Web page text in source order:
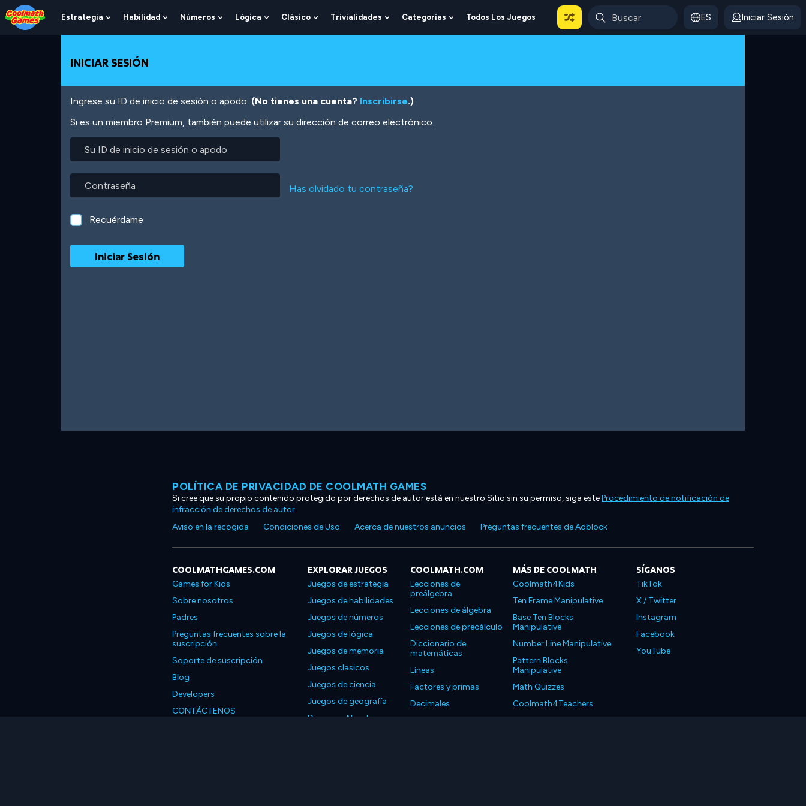
Skip
to
Top
Skip
to
Navigation
Skip
to
Main
Skip
to
Footer
Pasar
al
contenido
Estrategia
Show
Submenu
Estrategia
Habilidad
Show
Submenu
Números
Show
Submenu
Lógica
Show
Submenu
Clásico
Show
Submenu
Trivialidades
Show
Submenu
Categorías
Show
Submenu
Todos Los Juegos ES Iniciar Sesión
INICIAR SESIÓN
Ingrese su ID de inicio de sesión o apodo. (No tienes una cuenta? Inscribirse.)
Si es un miembro Premium, también puede utilizar su dirección de correo electrónico.
inicio
sesión
o
apodo
Has olvidado tu contraseña?
Recuérdame
POLÍTICA DE PRIVACIDAD DE COOLMATH GAMES
Si cree que su propio contenido protegido por derechos de autor está en nuestro Sitio sin su permiso, siga esteProcedimiento de notificación de
infracción de derechos de autor.
Aviso en la recogida
Condiciones de Uso Acerca de nuestros anuncios Preguntas frecuentes de Adblock
COOLMATHGAMES.COM
Games for Kids
Sobre nosotros
Padres
Preguntas frecuentes sobre la
suscripción
Soporte de suscripción
Blog
Developers
CONTÁCTENOS
EXPLORAR JUEGOS
Juegos de estrategia
Juegos de habilidades
Juegos de números
Juegos de lógica
Juegos de memoria
Juegos clasicos
Juegos de ciencia
Juegos de geografía
Descarga Nuestras
COOLMATH.COM
Lecciones de
preálgebra
Lecciones de álgebra
Lecciones de precálculo
Diccionario de
matemáticas
Líneas
Factores y primas
Decimales
MÁS DE COOLMATH
Coolmath4Kids
Ten Frame Manipulative
Base Ten Blocks
Manipulative
Number Line Manipulative
Pattern Blocks
Manipulative
Math Quizzes
Coolmath4Teachers
SÍGANOS
TikTok
X / Twitter
Instagram
Facebook
YouTube